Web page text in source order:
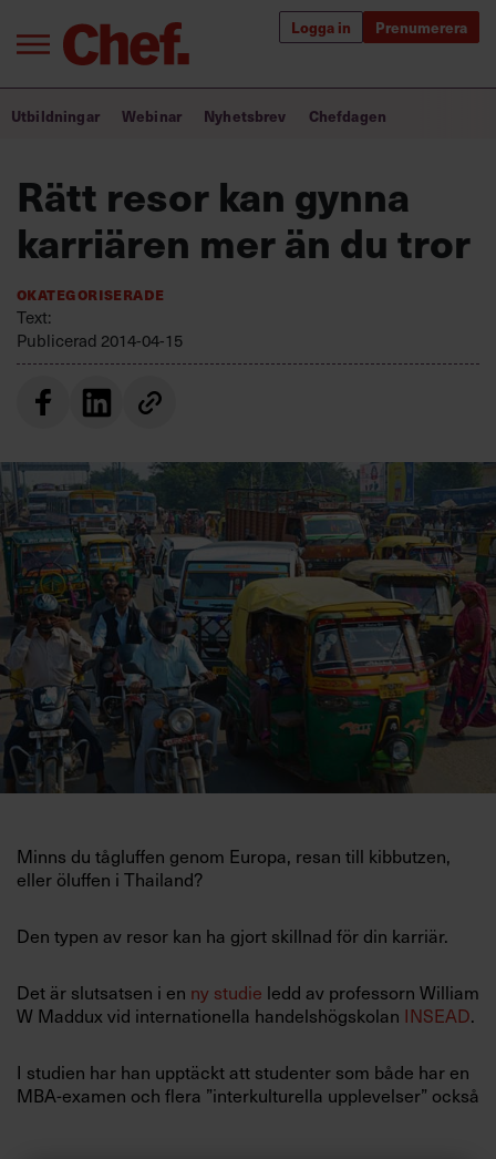
Logga in Prenumerera
Prenumerera
Annonsera
Kontakta oss
Kundservice
Villkor och policy för
personuppgiftsbehandling
Sök
efter:
Bra ledare förändrar världen
Utbildning för ledare
Chefakademin+
Utbildningar Webinar Nyhetsbrev Chefdagen
Rätt resor kan gynna
karriären mer än du tror
Okategoriserade
Text:
Publicerad 2014-04-15
Minns du tågluffen genom Europa, resan till kibbutzen,
eller öluffen i Thailand?
Den typen av resor kan ha gjort skillnad för din karriär.
Det är slutsatsen i en ny studie ledd av professorn William
W Maddux vid internationella handelshögskolan INSEAD.
I studien har han upptäckt att studenter som både har en
MBA-examen och flera ”interkulturella upplevelser” också